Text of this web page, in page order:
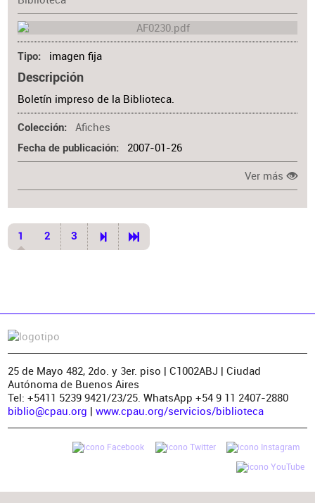
Tipo imagen fija
Descripción
Boletín impreso de la Biblioteca.
Colección Afiches
Fecha de publicación 2007-01-26
Ver más
1 2 3
25 de Mayo 482, 2do. y 3er. piso | C1002ABJ | Ciudad
Autónoma de Buenos Aires
Tel: +5411 5239 9421/23/25. WhatsApp +54 9 11 2407-2880
biblio@cpau.org | www.cpau.org/servicios/biblioteca